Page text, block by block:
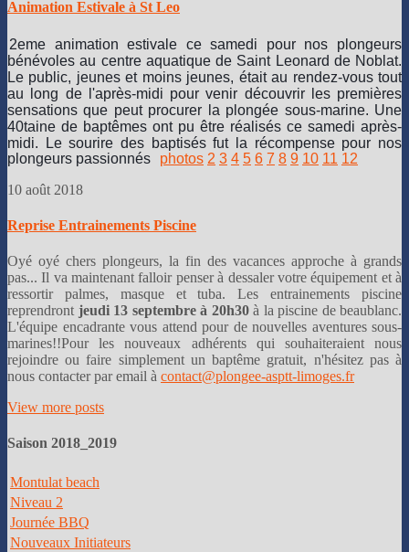
Animation Estivale à St Leo
2eme animation estivale ce samedi pour nos plongeurs
bénévoles au centre aquatique de Saint Leonard de Noblat.
Le public, jeunes et moins jeunes, était au rendez-vous tout
au long de l'après-midi pour venir découvrir les premières
sensations que peut procurer la plongée sous-marine. Une
40taine de baptêmes ont pu être réalisés ce samedi après-
midi. Le sourire des baptisés fut la récompense pour nos
plongeurs passionnés
photos 2 3 4 5 6 7 8 9 10 11 12
10 août 2018
Reprise Entrainements Piscine
Oyé oyé chers plongeurs, la fin des vacances approche à grands
pas... Il va maintenant falloir penser à dessaler votre équipement et à
ressortir palmes, masque et tuba. Les entrainements piscine
reprendront jeudi 13 septembre à 20h30à la piscine de beaublanc.
L'équipe encadrante vous attend pour de nouvelles aventures sous-
marines!!Pour les nouveaux adhérents qui souhaiteraient nous
rejoindre ou faire simplement un baptême gratuit, n'hésitez pas à
nous contacter par email à contact@plongee-asptt-limoges.fr
View more posts
Saison 2018_2019
Montulat beach
Niveau 2
Journée BBQ
Nouveaux Initiateurs